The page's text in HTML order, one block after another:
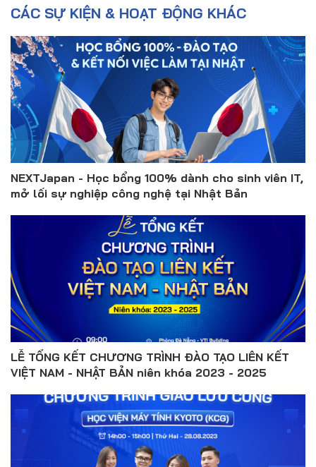
CÁC SỰ KIỆN & HOẠT ĐỘNG KHÁC
NEXTJapan - Học bổng 100% dành cho sinh viên IT,
mở lối sự nghiệp công nghệ tại Nhật Bản
LỄ TỔNG KẾT CHƯƠNG TRÌNH ĐÀO TẠO LIÊN KẾT
VIỆT NAM - NHẬT BẢN niên khóa 2023 - 2025